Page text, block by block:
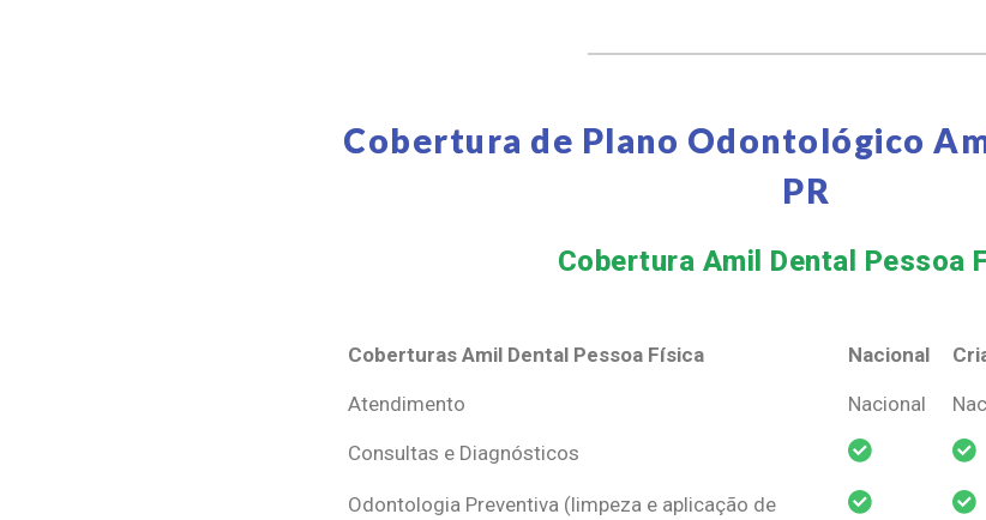
Cobertura de Plano Odontológico
PR
Cobertura Amil Dental Pessoa
Coberturas Amil Dental Pessoa Física Nacional
Coberturas Amil Dental Pessoa Física
Nacional
Atendimento Nacional
Consultas e Diagnósticos
Odontologia Preventiva (limpeza e aplicação de